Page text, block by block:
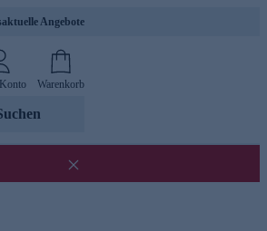
Angebote
Warenkorb